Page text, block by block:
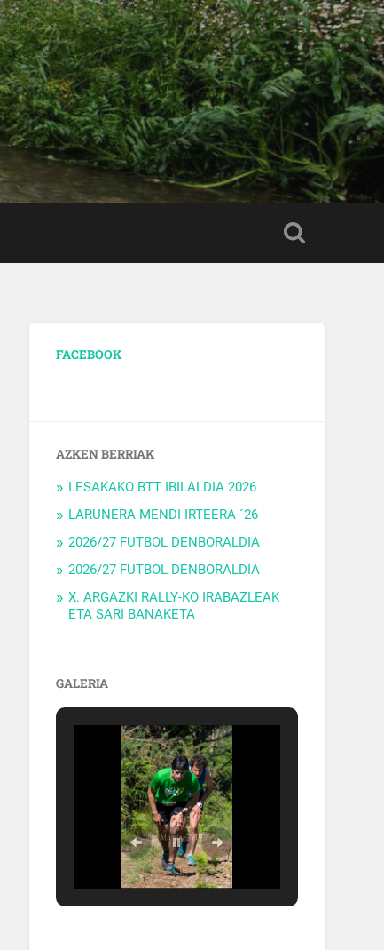
FACEBOOK
AZKEN BERRIAK
LESAKAKO BTT IBILALDIA 2026
LARUNERA MENDI IRTEERA ´26
2026/27 FUTBOL DENBORALDIA
2026/27 FUTBOL DENBORALDIA
X. ARGAZKI RALLY-KO IRABAZLEAK
ETA SARI BANAKETA
GALERIA